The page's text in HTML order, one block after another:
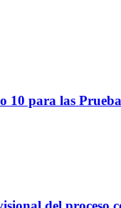
para las